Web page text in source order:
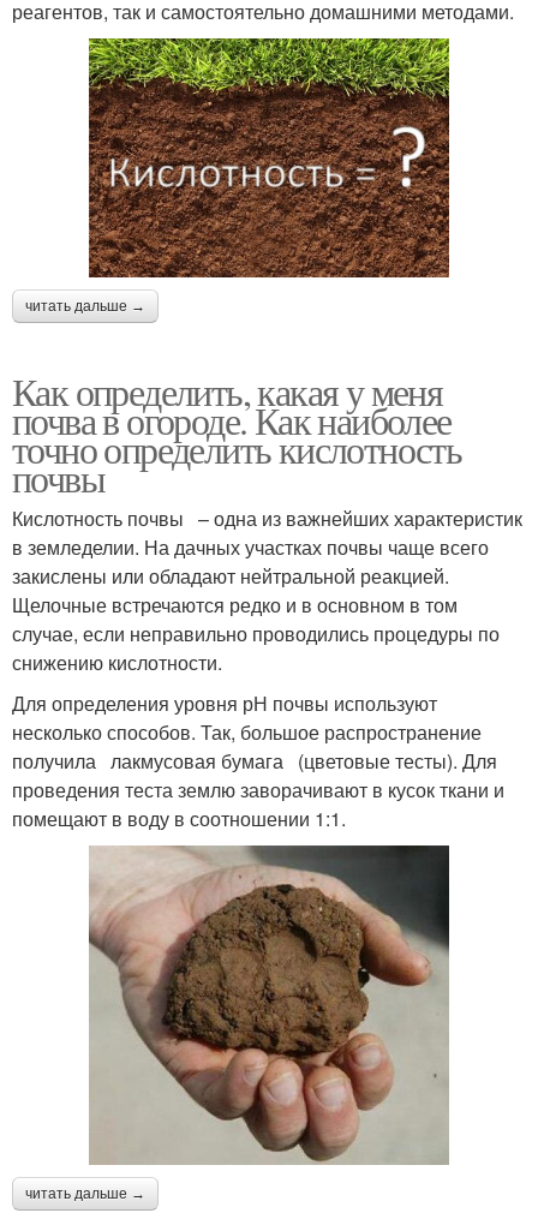
реагентов, так и самостоятельно домашними методами.
читать дальше →
Как определить, какая у меня
почва в огороде. Как наиболее
точно определить кислотность
почвы
Кислотность почвы – одна из важнейших характеристик
в земледелии. На дачных участках почвы чаще всего
закислены или обладают нейтральной реакцией.
Щелочные встречаются редко и в основном в том
случае, если неправильно проводились процедуры по
снижению кислотности.
Для определения уровня рН почвы используют
несколько способов. Так, большое распространение
получила лакмусовая бумага (цветовые тесты). Для
проведения теста землю заворачивают в кусок ткани и
помещают в воду в соотношении 1:1.
читать дальше →